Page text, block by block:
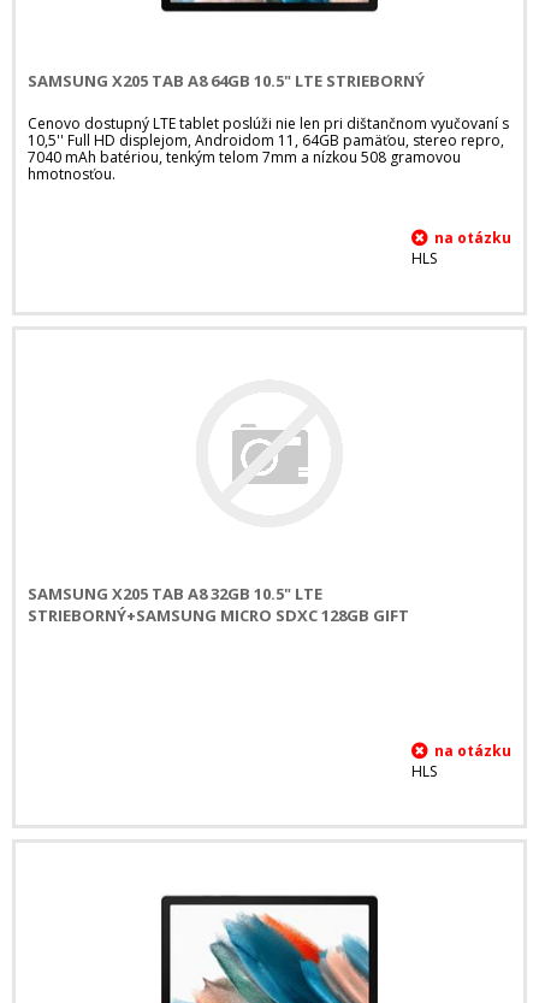
SAMSUNG X205 TAB A8 64GB 10.5" LTE STRIEBORNÝ
Cenovo dostupný LTE tablet poslúži nie len pri dištančnom vyučovaní s
10,5'' Full HD displejom, Androidom 11, 64GB pamäťou, stereo repro,
7040 mAh batériou, tenkým telom 7mm a nízkou 508 gramovou
hmotnosťou.
HLS
SAMSUNG X205 TAB A8 32GB 10.5" LTE
STRIEBORNÝ+SAMSUNG MICRO SDXC 128GB GIFT
HLS